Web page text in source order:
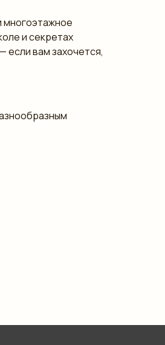
многоэтажное
и секретах
вам захочется,